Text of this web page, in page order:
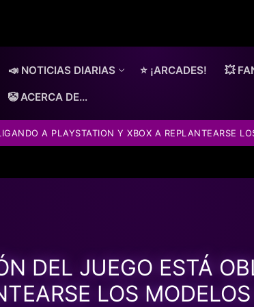
📣 NOTICIAS DIARIAS ⭐ ¡ARCADES! 💥
🤡 ACERCA DE…
A PLAYSTATION Y XBOX A REPLANTEARSE
DEL JUEGO ESTÁ
LOS